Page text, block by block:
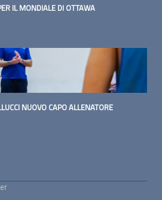
IL MONDIALE DI OTTAWA
NUOVO CAPO ALLENATORE